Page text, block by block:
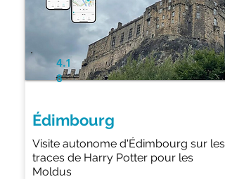
4.1
8
Édimbourg
Visite autonome d'Édimbourg sur les
traces de Harry Potter pour les
Moldus